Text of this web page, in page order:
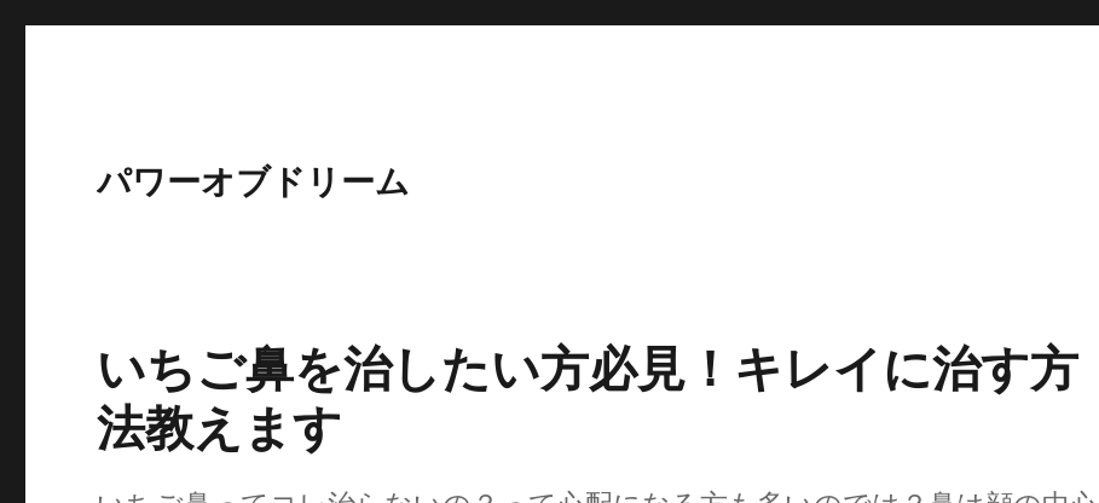
パワーオブドリーム
いちご鼻を治したい方必見！キレイに治す方
法教えます